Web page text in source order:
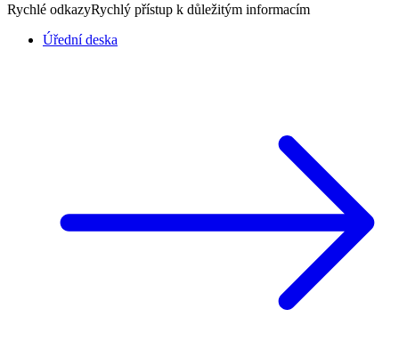
Rychlé odkazyRychlý přístup k důležitým informacím
Úřední deska